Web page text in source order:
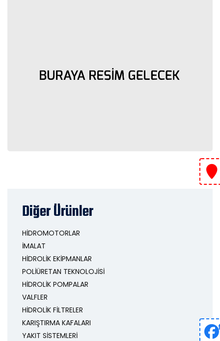
Diğer Ürünler
HİDROMOTORLAR
İMALAT
HİDROLİK EKİPMANLAR
POLİÜRETAN TEKNOLOJİSİ
HİDROLİK POMPALAR
VALFLER
HİDROLİK FİLTRELER
KARIŞTIRMA KAFALARI
YAKIT SİSTEMLERİ